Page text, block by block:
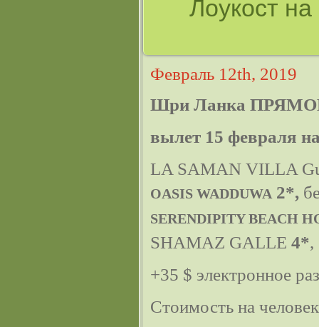
Лоукост
Февраль 12th, 2019
Шри Ланка
вылет 15 февраля
LA SAMAN VILLA
OASIS WADDUWA 2*,
SERENDIPITY BEACH
SHAMAZ GALLE 4*,
+35 $ электронное
Стоимость на